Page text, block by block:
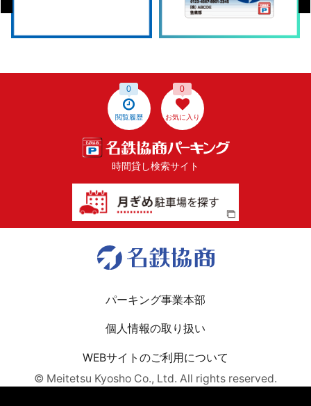
閲覧履歴
0
お気に入り
0
時間貸し検索サイト
パーキング事業本部
個人情報の取り扱い
WEBサイトのご利用について
© Meitetsu Kyosho Co., Ltd. All rights reserved.